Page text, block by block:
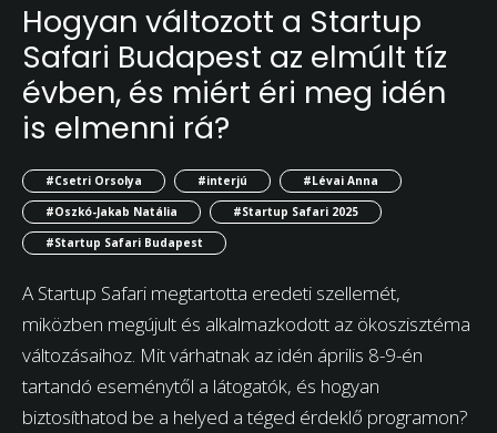
Hogyan változott a Startup
Safari Budapest az elmúlt tíz
évben, és miért éri meg idén
is elmenni rá?
#Csetri Orsolya #interjú
#Lévai Anna
#Oszkó-Jakab Natália
#Startup Safari 2025
#Startup Safari Budapest
A Startup Safari megtartotta eredeti szellemét,
miközben megújult és alkalmazkodott az ökoszisztéma
változásaihoz. Mit várhatnak az idén április 8-9-én
tartandó eseménytől a látogatók, és hogyan
biztosíthatod be a helyed a téged érdeklő programon?